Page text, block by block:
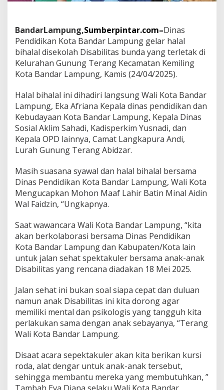
a
n
a
k
a
n
a
a
n
S
e
S
p
e
k
u
l
r
b
r
s
m
a
a
k
D
i
BandarLampung,Sumberpintar.com–Dinas
Pendidikan Kota Bandar Lampung gelar halal
bihalal disekolah Disabilitas bunda yang terletak di
Kelurahan Gunung Terang Kecamatan Kemiling
Kota Bandar Lampung, Kamis (24/04/2025).
Halal bihalal ini dihadiri langsung Wali Kota Bandar
Lampung, Eka Afriana Kepala dinas pendidikan dan
Kebudayaan Kota Bandar Lampung, Kepala Dinas
Sosial Aklim Sahadi, Kadisperkim Yusnadi, dan
Kepala OPD lainnya, Camat Langkapura Andi,
Lurah Gunung Terang Abidzar.
Masih suasana syawal dan halal bihalal bersama
Dinas Pendidikan Kota Bandar Lampung, Wali Kota
Mengucapkan Mohon Maaf Lahir Batin Minal Aidin
Wal Faidzin, “Ungkapnya.
Saat wawancara Wali Kota Bandar Lampung, “kita
akan berkolaborasi bersama Dinas Pendidikan
Kota Bandar Lampung dan Kabupaten/Kota lain
untuk jalan sehat spektakuler bersama anak-anak
Disabilitas yang rencana diadakan 18 Mei 2025.
Jalan sehat ini bukan soal siapa cepat dan duluan
namun anak Disabilitas ini kita dorong agar
memiliki mental dan psikologis yang tangguh kita
perlakukan sama dengan anak sebayanya, “Terang
Wali Kota Bandar Lampung.
Disaat acara sepektakuler akan kita berikan kursi
roda, alat dengar untuk anak-anak tersebut,
sehingga membantu mereka yang membutuhkan, ”